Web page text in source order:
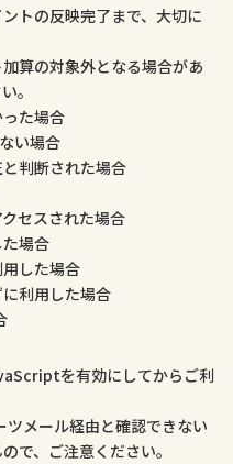
トの反映完了まで、大切に
算の対象外となる場合があ
。
た場合
い場合
判断された場合
セスされた場合
場合
した場合
利用した場合
を有効にしてからご利
メール経由と確認できない
で、ご注意ください。